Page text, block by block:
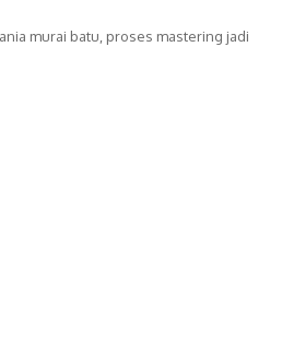
murai batu, proses mastering jadi